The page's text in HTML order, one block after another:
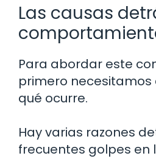
Las causas
Para abordar este
primero
qué ocurre.
Hay varias razones
frecuentes golpes en